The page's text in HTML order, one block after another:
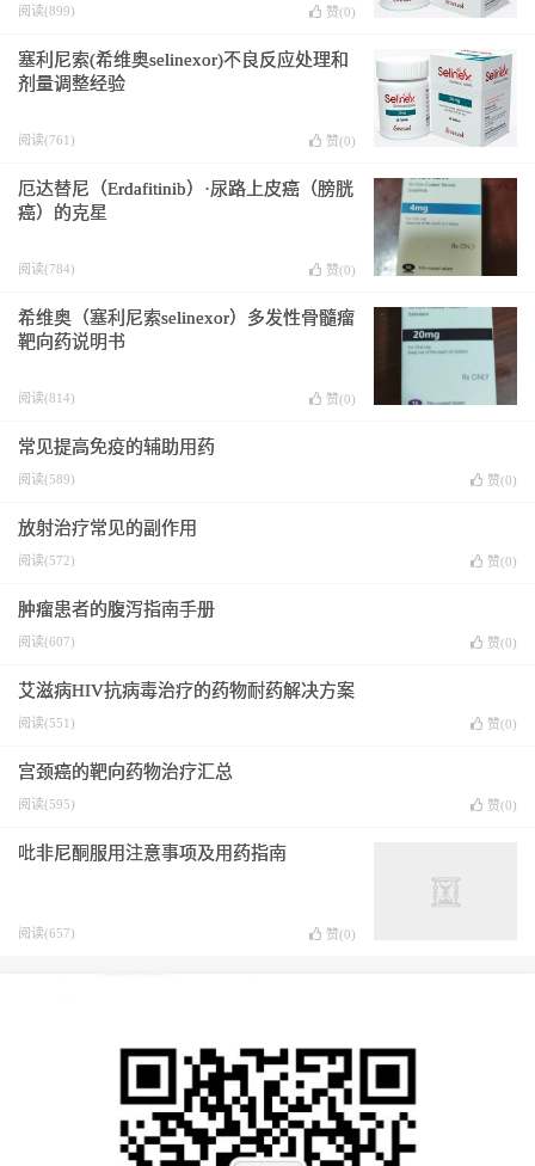
阅读(899) 赞(0)
塞利尼索(希维奥selinexor)不良反应处理和
剂量调整经验
阅读(761) 赞(0)
厄达替尼（Erdafitinib）·尿路上皮癌（膀胱
癌）的克星
阅读(784) 赞(0)
希维奥（塞利尼索selinexor）多发性骨髓瘤
靶向药说明书
阅读(814) 赞(0)
常见提高免疫的辅助用药
阅读(589) 赞(0)
放射治疗常见的副作用
阅读(572) 赞(0)
肿瘤患者的腹泻指南手册
阅读(607) 赞(0)
艾滋病HIV抗病毒治疗的药物耐药解决方案
阅读(551) 赞(0)
宫颈癌的靶向药物治疗汇总
阅读(595) 赞(0)
吡非尼酮服用注意事项及用药指南
阅读(657) 赞(0)